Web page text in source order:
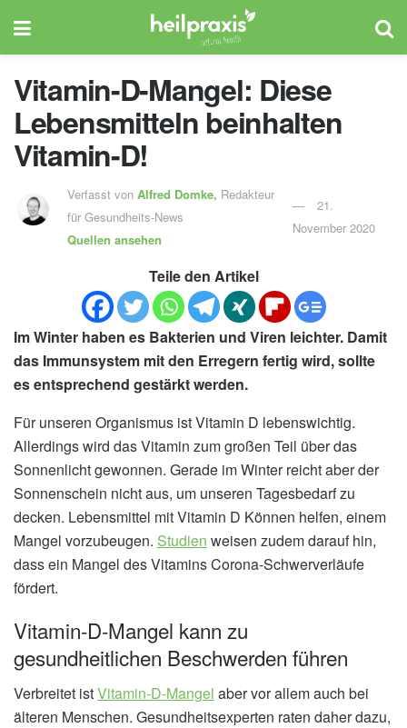
Vitamin-D-Mangel: Diese
Lebensmitteln beinhalten
Vitamin-D!
Verfasst von Alfred Domke, Redakteur
für Gesundheits-News
Quellen ansehen
21.
November 2020
Teile den Artikel
Im Winter haben es Bakterien und Viren leichter. Damit
das Immunsystem mit den Erregern fertig wird, sollte
es entsprechend gestärkt werden.
Für unseren Organismus ist Vitamin D lebenswichtig.
Allerdings wird das Vitamin zum großen Teil über das
Sonnenlicht gewonnen. Gerade im Winter reicht aber der
Sonnenschein nicht aus, um unseren Tagesbedarf zu
decken. Lebensmittel mit Vitamin D Können helfen, einem
Mangel vorzubeugen. Studien weisen zudem darauf hin,
dass ein Mangel des Vitamins Corona-Schwerverläufe
fördert.
Vitamin-D-Mangel kann zu
gesundheitlichen Beschwerden führen
Verbreitet istVitamin-D-Mangel aber vor allem auch bei
älteren Menschen. Gesundheitsexperten raten daher dazu,